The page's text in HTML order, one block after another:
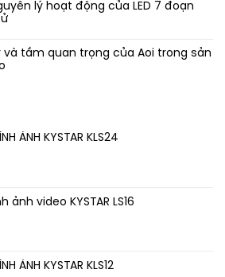
lý hoạt động của LED 7 đoạn
và tầm quan trọng của Aoi trong sản
ẢNH KYSTAR KLS24
ảnh video KYSTAR LS16
ẢNH KYSTAR KLS12